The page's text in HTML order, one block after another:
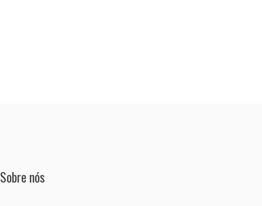
Sobre nós